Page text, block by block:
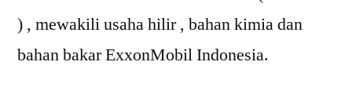
) , mewakili usaha hilir , bahan kimia dan
bahan bakar ExxonMobil Indonesia.